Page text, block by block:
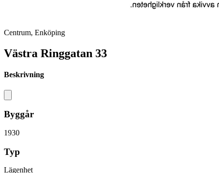
Centrum, Enköping
Västra Ringgatan 33
Beskrivning
Byggår
1930
Typ
Lägenhet